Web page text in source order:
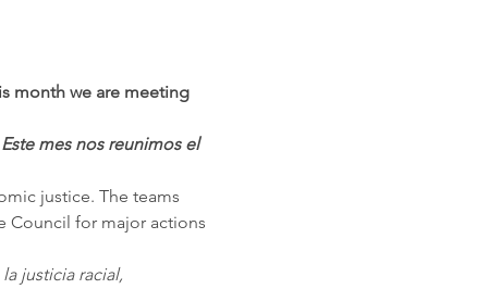
month we are meeting
Este mes nos reunimos el
justice. The teams
Council for major actions
justicia racial,